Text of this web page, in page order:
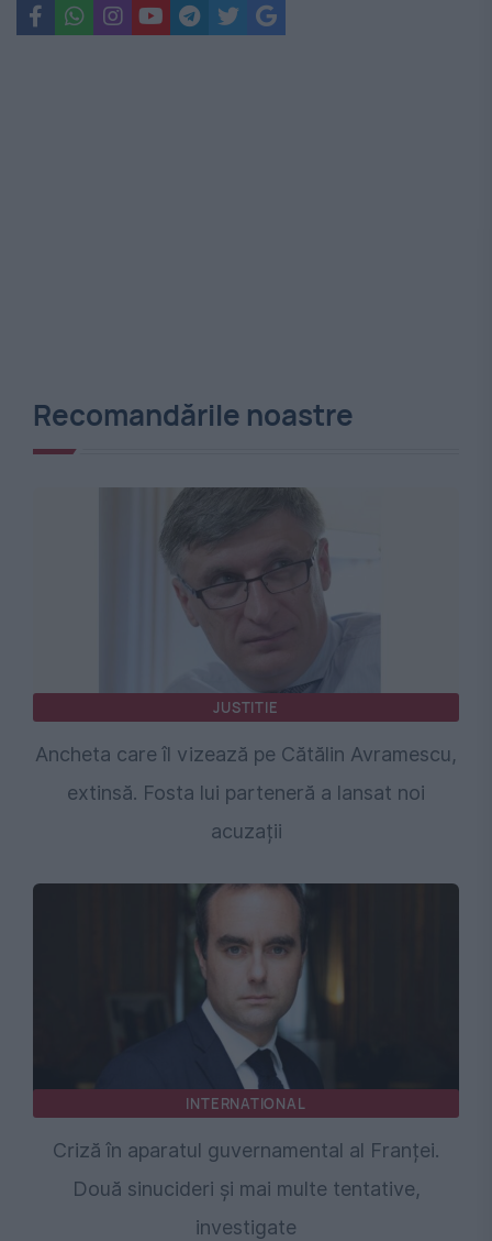
Recomandările noastre
JUSTITIE
Ancheta care îl vizează pe Cătălin Avramescu,
extinsă. Fosta lui parteneră a lansat noi
acuzații
INTERNATIONAL
Criză în aparatul guvernamental al Franței.
Două sinucideri și mai multe tentative,
investigate